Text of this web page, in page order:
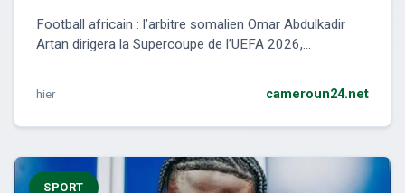
Football africain : l’arbitre somalien Omar Abdulkadir
Artan dirigera la Supercoupe de l’UEFA 2026,...
hier cameroun24.net
SPORT